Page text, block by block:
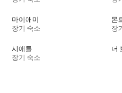
마이애미
장기 숙소
몬
장
시애틀
장기 숙소
더